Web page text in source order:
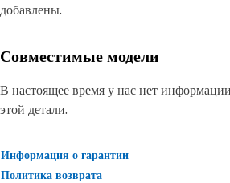
добавлены.
Совместимые модели
В настоящее время у нас нет
этой детали.
Информация о гарантии
Политика возврата